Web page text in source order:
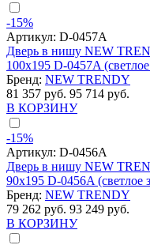
-15%
Артикул: D-0457A
Дверь в нишу NEW
100x195 D-0457A
Бренд: NEW TRENDY
81 357 руб. 95 714 руб.
В КОРЗИНУ
-15%
Артикул: D-0456A
Дверь в нишу NEW
90x195 D-0456A (светлое
Бренд: NEW TRENDY
79 262 руб. 93 249 руб.
В КОРЗИНУ